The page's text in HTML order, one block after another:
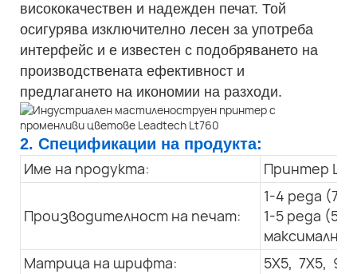
висококачествен и надежден печат. Той
осигурява изключително лесен за употреба
интерфейс и е известен с подобряването на
производствената ефективност и
предлагането на икономии на разходи.
2. Спецификации на продукта:
Име на продукта: Принтер LT
Производителност на печат:
1-4 реда
1-5 реда
максимална
Матрица на шрифта:
5X5, 7X5,